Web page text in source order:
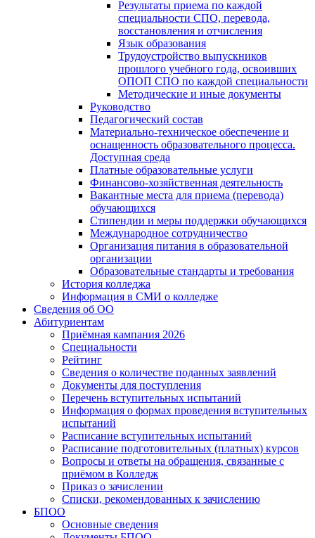
Результаты приема по каждой
специальности СПО, перевода,
восстановления и отчисления
Язык образования
Трудоустройство выпускников
прошлого учебного года, освоивших
ОПОП СПО по каждой специальности
Методические и иные документы
Руководство
Педагогический состав
Материально-техническое обеспечение и
оснащенность образовательного процесса.
Доступная среда
Платные образовательные услуги
Финансово-хозяйственная деятельность
Вакантные места для приема (перевода)
обучающихся
Стипендии и меры поддержки обучающихся
Международное сотрудничество
Организация питания в образовательной
организации
Образовательные стандарты и требования
История колледжа
Информация в СМИ о колледже
Сведения об ОО
Абитуриентам
Приёмная кампания 2026
Специальности
Рейтинг
Сведения о количестве поданных заявлений
Документы для поступления
Перечень вступительных испытаний
Информация о формах проведения вступительных
испытаний
Расписание вступительных испытаний
Расписание подготовительных (платных) курсов
Вопросы и ответы на обращения, связанные с
приёмом в Колледж
Приказ о зачислении
Списки, рекомендованных к зачислению
БПОО
Основные сведения